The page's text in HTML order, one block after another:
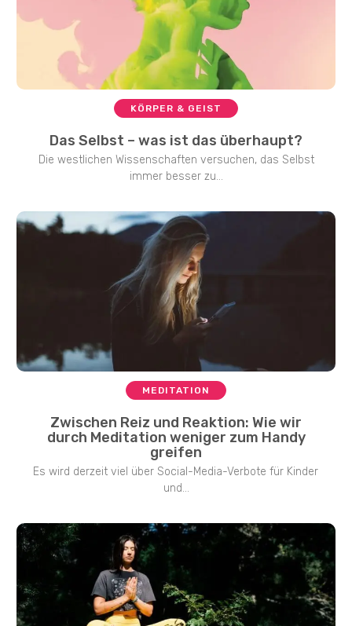
KÖRPER & GEIST
Das Selbst – was ist das überhaupt?
Die westlichen Wissenschaften versuchen, das Selbst
immer besser zu...
MEDITATION
Zwischen Reiz und Reaktion: Wie wir
durch Meditation weniger zum Handy
greifen
Es wird derzeit viel über Social-Media-Verbote für Kinder
und...